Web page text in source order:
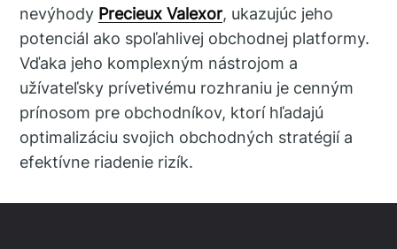
nevýhody Precieux Valexor, ukazujúc jeho
potenciál ako spoľahlivej obchodnej platformy.
Vďaka jeho komplexným nástrojom a
užívateľsky prívetivému rozhraniu je cenným
prínosom pre obchodníkov, ktorí hľadajú
optimalizáciu svojich obchodných stratégií a
efektívne riadenie rizík.